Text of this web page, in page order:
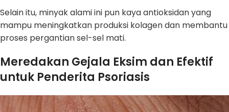
Selain itu, minyak alami ini pun kaya antioksidan yang
mampu meningkatkan produksi kolagen dan membantu
proses pergantian sel-sel mati.
Meredakan Gejala Eksim dan Efektif
untuk Penderita Psoriasis